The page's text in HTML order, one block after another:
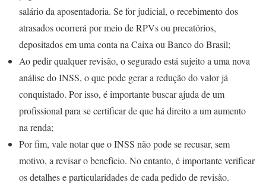
salário da aposentadoria. Se for judicial, o recebimento dos
atrasados ocorrerá por meio de RPVs ou precatórios,
depositados em uma conta na Caixa ou Banco do Brasil;
Ao pedir qualquer revisão, o segurado está sujeito a uma nova
análise do INSS, o que pode gerar a redução do valor já
conquistado. Por isso, é importante buscar ajuda de um
profissional para se certificar de que há direito a um aumento
na renda;
Por fim, vale notar que o INSS não pode se recusar, sem
motivo, a revisar o benefício. No entanto, é importante verificar
os detalhes e particularidades de cada pedido de revisão.